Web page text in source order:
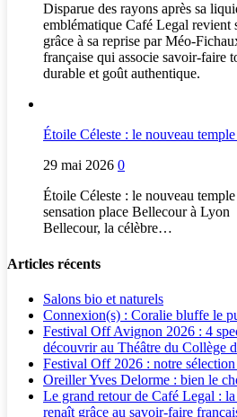
Disparue des rayons après sa
emblématique Café Legal revient
grâce à sa reprise par Méo-
française qui associe savoir-faire
durable et goût authentique.
Étoile Céleste : le nouveau
29 mai 2026 0
Étoile Céleste : le nouveau
sensation place Bellecour à
Bellecour, la célèbre…
Articles récents
Salons bio et naturels
Connexion(s) : Coralie bluffe le
Festival Off Avignon 2026 : 4
découvrir au Théâtre du Collège
Festival Off 2026 : notre sélection
Oreiller Yves Delorme : bien le
Le grand retour de Café Legal :
renaît grâce au savoir-faire